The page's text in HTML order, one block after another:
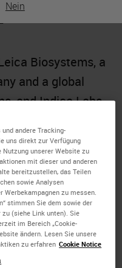
Nein
Biosystems, a
and a global
, and Indica Labs,
indigital
a partnership
digital
a cooperation
and Indica Labs
andere Tracking-
uns direkt zur Verfügung
Nutzung unserer Website zu
mit dieser und anderen
bereitzustellen, das Teilen
sowie Analysen
Werbekampagnen zu messen.
stimmen Sie dem sowie der
(siehe Link unten). Sie
im Bereich „Cookie-
ändern. Lesen Sie unsere
zu erfahren Cookie Notice